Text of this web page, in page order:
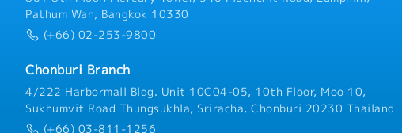
Pathum Wan, Bangkok 10330
(+66) 02-253-9800
Chonburi Branch
4/222 Harbormall Bldg. Unit 10C04-05, 10th Floor, Moo 10,
Sukhumvit Road Thungsukhla, Sriracha, Chonburi 20230 Thailand
(+66) 03-811-1256